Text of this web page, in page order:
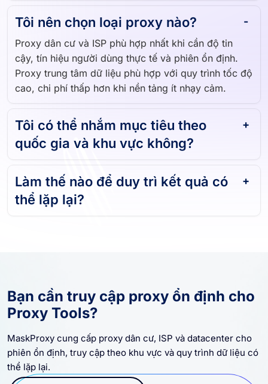
Tôi nên chọn loại proxy nào?
Proxy dân cư và ISP phù hợp nhất khi cần độ tin
cậy, tín hiệu người dùng thực tế và phiên ổn định.
Proxy trung tâm dữ liệu phù hợp với quy trình tốc độ
cao, chi phí thấp hơn khi nền tảng ít nhạy cảm.
Tôi có thể nhắm mục tiêu theo
quốc gia và khu vực không?
Làm thế nào để duy trì kết quả có
thể lặp lại?
Bạn cần truy cập proxy ổn định cho
Proxy Tools?
MaskProxy cung cấp proxy dân cư, ISP và datacenter cho
phiên ổn định, truy cập theo khu vực và quy trình dữ liệu có
thể lặp lại.